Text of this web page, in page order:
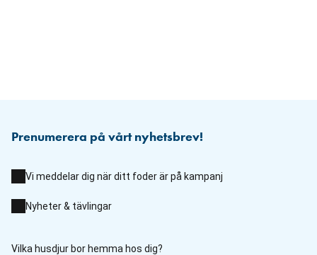
Prenumerera på vårt nyhetsbrev!
Vi meddelar dig när ditt foder är på kampanj
Nyheter & tävlingar
Vilka husdjur bor hemma hos dig?